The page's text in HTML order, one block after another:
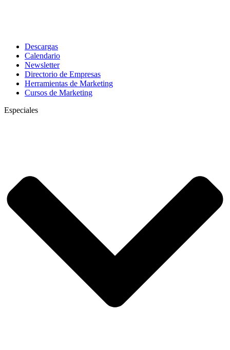
Descargas
Calendario
Newsletter
Directorio de Empresas
Herramientas de Marketing
Cursos de Marketing
Especiales